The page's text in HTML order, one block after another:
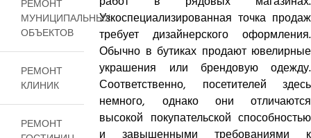
Узкоспециализированная точка продаж
требует дизайнерского оформления.
Обычно в бутиках продают ювелирные
украшения или брендовую одежду.
Соответственно, посетителей здесь
немного, однако они отличаются
высокой покупательской способностью
РЕМОНТ
МУНИЦИПАЛЬНЫХ
ОБЪЕКТОВ
РЕМОНТ
КЛИНИК
РЕМОНТ